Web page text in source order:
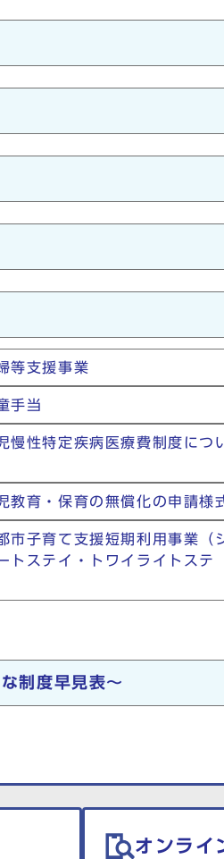
等支援事業
手当
慢性特定疾病医療費制度につ
教育・保育の無償化の申請様
市子育て支援短期利用事業（
トステイ・トワイライトステ
制度早見表～
オンライ